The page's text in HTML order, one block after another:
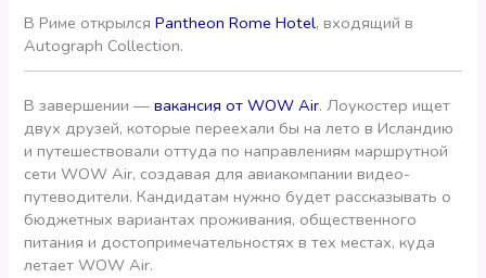
В Риме открылсяPantheon Rome Hotel, входящий в
Autograph Collection.
В завершении —вакансия от WOW Air. Лоукостер ищет
двух друзей, которые переехали бы на лето в Исландию
и путешествовали оттуда по направлениям маршрутной
сети WOW Air, создавая для авиакомпании видео-
путеводители. Кандидатам нужно будет рассказывать о
бюджетных вариантах проживания, общественного
питания и достопримечательностях в тех местах, куда
летает WOW Air.